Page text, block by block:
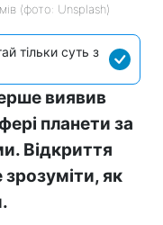
(фото: Unsplash)
тільки суть з
виявив
планети за
Відкриття
як